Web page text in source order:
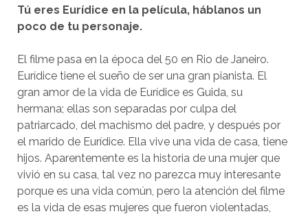
Tú eres Eurídice en la película, háblanos un
poco de tu personaje.
El filme pasa en la época del 50 en Rio de Janeiro.
Eurídice tiene el sueño de ser una gran pianista. El
gran amor de la vida de Eurídice es Guida, su
hermana; ellas son separadas por culpa del
patriarcado, del machismo del padre, y después por
el marido de Eurídice. Ella vive una vida de casa, tiene
hijos. Aparentemente es la historia de una mujer que
vivió en su casa, tal vez no parezca muy interesante
porque es una vida común, pero la atención del filme
es la vida de esas mujeres que fueron violentadas,